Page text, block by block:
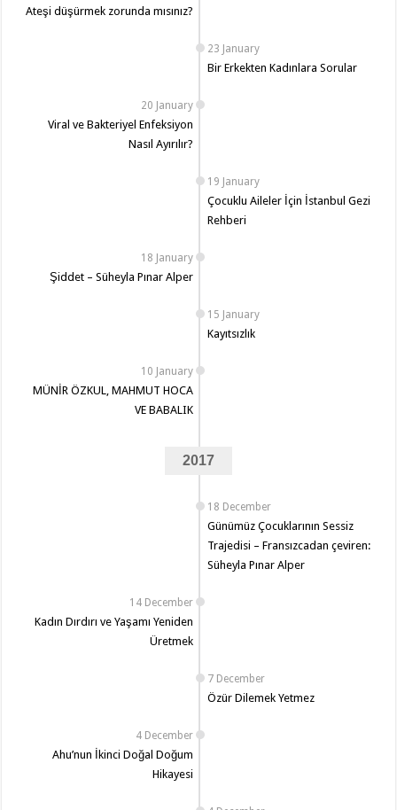
Ateşi düşürmek zorunda mısınız?
23 January
Bir Erkekten Kadınlara Sorular
20 January
Viral ve Bakteriyel Enfeksiyon
Nasıl Ayırılır?
19 January
Çocuklu Aileler İçin İstanbul Gezi
Rehberi
18 January
Şiddet – Süheyla Pınar Alper
15 January
Kayıtsızlık
10 January
MÜNİR ÖZKUL, MAHMUT HOCA
VE BABALIK
2017
18 December
Günümüz Çocuklarının Sessiz
Trajedisi – Fransızcadan çeviren:
Süheyla Pınar Alper
14 December
Kadın Dırdırı ve Yaşamı Yeniden
Üretmek
7 December
Özür Dilemek Yetmez
4 December
Ahu’nun İkinci Doğal Doğum
Hikayesi